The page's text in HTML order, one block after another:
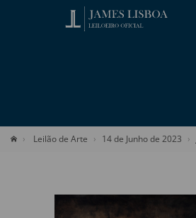
Leilão de Arte 14 de Junho de 2023